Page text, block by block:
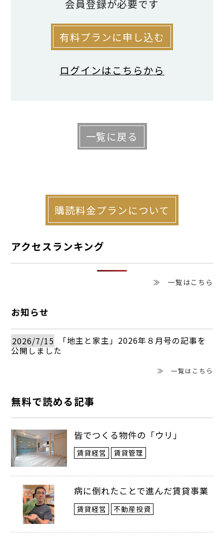
されるこの事業には、建物が持つ雰囲気や
高松市や同県さぬき市へと展開。現在６棟
が稼働している。年間1〜3棟のペースで開
事業の基本構造は、オーナーとＪＲ四国
営を担う形だ。宿泊収入がＪＲ四国の売り
上げとなり、オーナーは賃料収入を得る。
緊急時の駆け付けを地域の事業者や個人に
委託。予約や決済はオンラインで完結する
ため、現地での人的負担は限定的に抑えら
改修費は物件規模によって異なるが、複
数客室型で約3500万円、一棟貸しでは
1500万〜2000万円が目安とされる。事業
開発本部の森田雅祐担当部長は「30〜
40％の稼働率でもキャッシュアウトしない
前提で計画を組んでいます」と話す。
物件は自治体や不動産会社、設計事務所
会員登録が必要です
有料プランに申し込む
ログインはこちらから
一覧に戻る
購読料金プランについて
アクセスランキング
≫ 一覧はこちら
お知らせ
2026/7/15
「地主と家主」2026年８月号の記事を
公開しました
≫ 一覧はこちら
無料で読める記事
皆でつくる物件の「ウリ」
賃貸経営 賃貸管理
病に倒れたことで進んだ賃貸事業
賃貸経営 不動産投資